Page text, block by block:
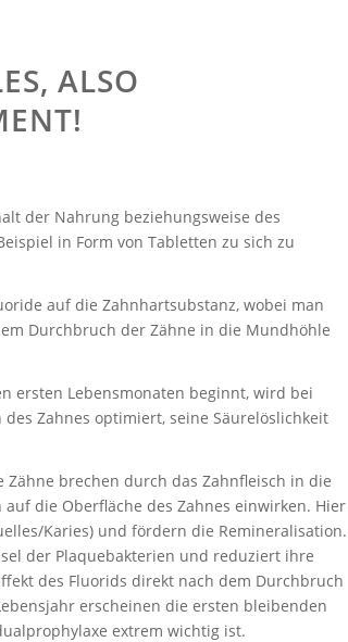
ALSO
der Nahrung beziehungsweise des
in Form von Tabletten zu sich zu
auf die Zahnhartsubstanz, wobei man
Durchbruch der Zähne in die Mundhöhle
ersten Lebensmonaten beginnt, wird bei
Zahnes optimiert, seine Säurelöslichkeit
brechen durch das Zahnfleisch in die
die Oberfläche des Zahnes einwirken. Hier
Karies) und fördern die Remineralisation.
der Plaquebakterien und reduziert ihre
des Fluorids direkt nach dem Durchbruch
erscheinen die ersten bleibenden
extrem wichtig ist.